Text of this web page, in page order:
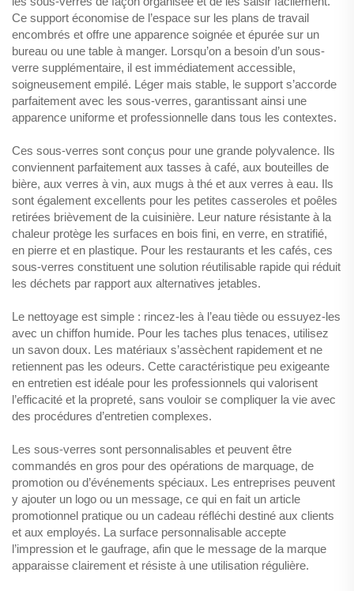
Ce support économise de l’espace sur les plans de travail
encombrés et offre une apparence soignée et épurée sur un
bureau ou une table à manger. Lorsqu’on a besoin d’un sous-
verre supplémentaire, il est immédiatement accessible,
soigneusement empilé. Léger mais stable, le support s’accorde
parfaitement avec les sous-verres, garantissant ainsi une
apparence uniforme et professionnelle dans tous les contextes.
Ces sous-verres sont conçus pour une grande polyvalence. Ils
conviennent parfaitement aux tasses à café, aux bouteilles de
bière, aux verres à vin, aux mugs à thé et aux verres à eau. Ils
sont également excellents pour les petites casseroles et poêles
retirées brièvement de la cuisinière. Leur nature résistante à la
chaleur protège les surfaces en bois fini, en verre, en stratifié,
en pierre et en plastique. Pour les restaurants et les cafés, ces
sous-verres constituent une solution réutilisable rapide qui réduit
les déchets par rapport aux alternatives jetables.
Le nettoyage est simple : rincez-les à l’eau tiède ou essuyez-les
avec un chiffon humide. Pour les taches plus tenaces, utilisez
un savon doux. Les matériaux s’assèchent rapidement et ne
retiennent pas les odeurs. Cette caractéristique peu exigeante
en entretien est idéale pour les professionnels qui valorisent
l’efficacité et la propreté, sans vouloir se compliquer la vie avec
des procédures d’entretien complexes.
Les sous-verres sont personnalisables et peuvent être
commandés en gros pour des opérations de marquage, de
promotion ou d’événements spéciaux. Les entreprises peuvent
y ajouter un logo ou un message, ce qui en fait un article
promotionnel pratique ou un cadeau réfléchi destiné aux clients
et aux employés. La surface personnalisable accepte
l’impression et le gaufrage, afin que le message de la marque
apparaisse clairement et résiste à une utilisation régulière.